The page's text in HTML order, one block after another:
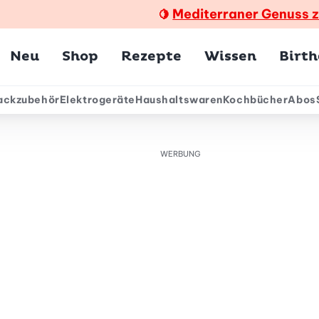
🍋 Mediterraner Genuss
Neu Shop Rezepte Wissen
ElektrogeräteHaushaltswarenKochbücherAbos
WERBUNG